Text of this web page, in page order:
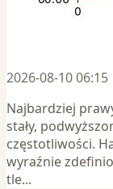
2026-08-10 06:15
Najbardziej
stały,
częstotliwości.
wyraźnie
tle...